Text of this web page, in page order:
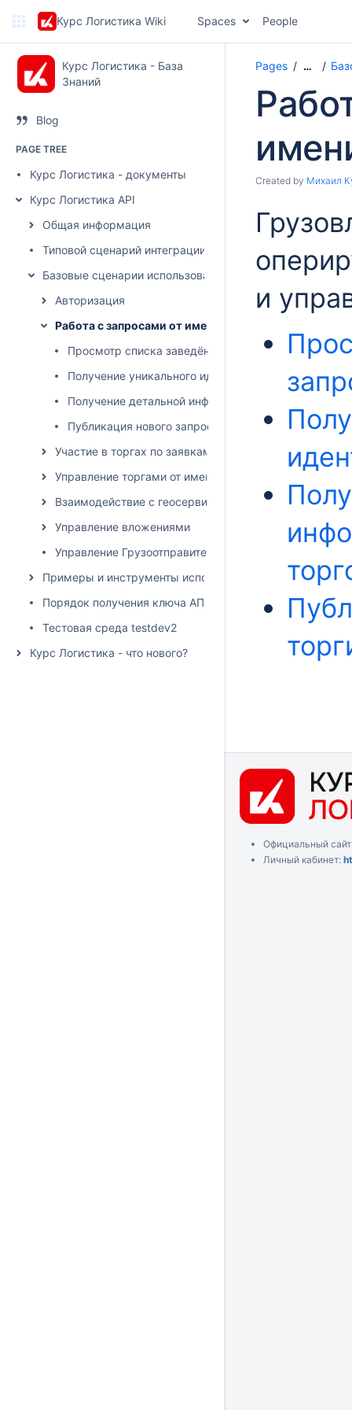
Курс Логистика Wiki Spaces People
Курс Логистика - База
Знаний
Blog
PAGE TREE
Курс Логистика - документы
Курс Логистика API
Общая информация
Типовой сценарий интеграции
Базовые сценарии использования
Авторизация
Работа с запросами от имени грузовладельца
Просмотр списка заведённых запросов на торги
Получение уникального идентификатора запроса
Получение детальной информации по запросу и
Публикация нового запроса на торги
Участие в торгах по заявкам от имени
Управление торгами от имени грузовладельца
Взаимодействие с геосервисами
Управление вложениями
Управление Грузоотправителями и
Примеры и инструменты использования API
Порядок получения ключа АПИ
Тестовая среда testdev2
Курс Логистика - что нового?
Pages …
Created by Михаил
и
Официальный
Личный кабинет: